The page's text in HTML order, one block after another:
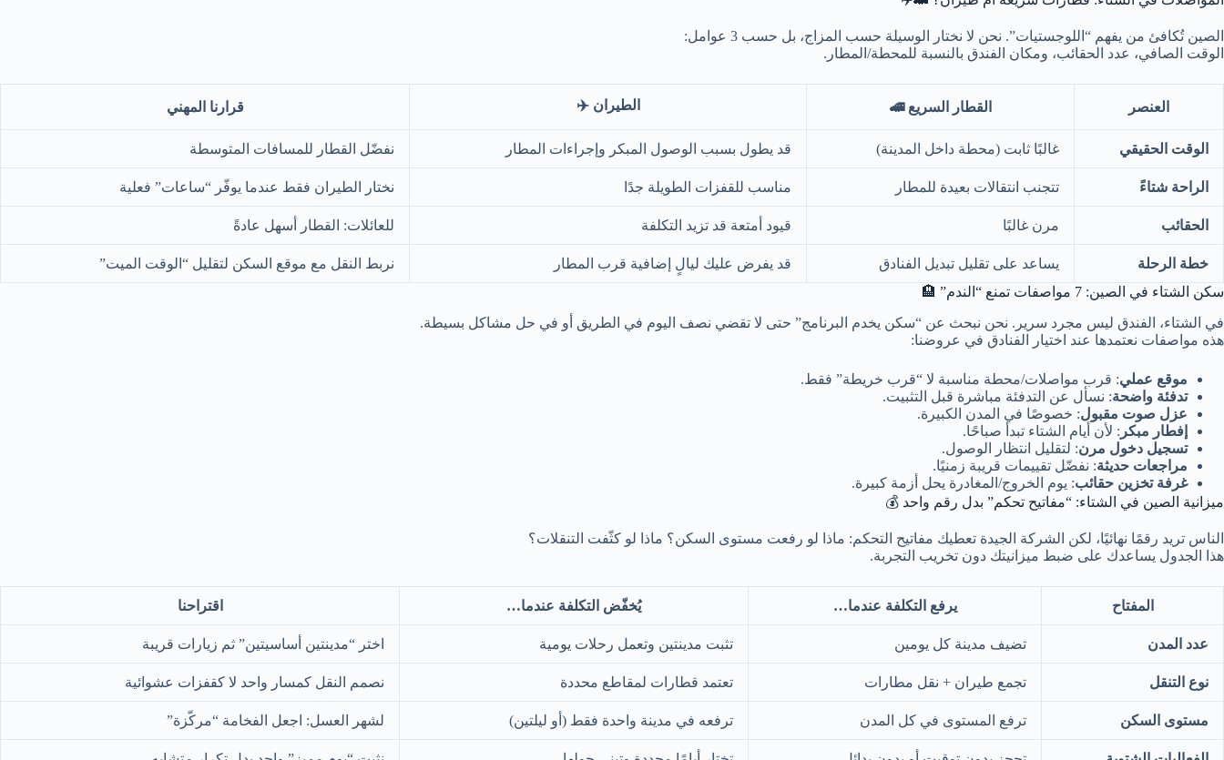
الصين تُكافئ من يفهم “اللوجستيات”. نحن لا نختار الوسيلة حسب المزاج، بل حسب 3 عوامل:
الوقت الصافي، عدد الحقائب، ومكان الفندق بالنسبة للمحطة/المطار .
العنصر القطار السريع 🚄 الطيران ✈️ قرارنا المهني
الوقت الحقيقي غالبًا ثابت (محطة داخل المدينة) قد يطول بسبب الوصول المبكر وإجراءات المطار نفضّل القطار للمسافات المتوسطة
الراحة شتاءً تتجنب انتقالات بعيدة للمطار مناسب للقفزات الطويلة جدًا نختار الطيران فقط عندما يوفّر “ساعات” فعلية
الحقائب مرن غالبًا قيود أمتعة قد تزيد التكلفة للعائلات: القطار أسهل عادةً
خطة الرحلة يساعد على تقليل تبديل الفنادق قد يفرض عليك ليالٍ إضافية قرب المطار
نربط النقل مع موقع السكن لتقليل “الوقت الميت”
سكن الشتاء في الصين: 7 مواصفات تمنع “الندم” 🏨
في الشتاء، الفندق ليس مجرد سرير. نحن نبحث عن “سكن يخدم البرنامج” حتى لا تقضي نصف اليوم في الطريق أو في حل مشاكل بسيطة.
هذه مواصفات نعتمدها عند اختيار الفنادق في عروضنا:
موقع عملي: قرب مواصلات/محطة مناسبة لا “قرب خريطة” فقط.
تدفئة واضحة: نسأل عن التدفئة مباشرة قبل التثبيت.
عزل صوت مقبول: خصوصًا في المدن الكبيرة.
إفطار مبكر : لأن أيام الشتاء تبدأ صباحًا.
تسجيل دخول مرن: لتقليل انتظار الوصول.
مراجعات حديثة: نفضّل تقييمات قريبة زمنيًا.
غرفة تخزين حقائب: يوم الخروج/المغادرة يحل أزمة كبيرة.
ميزانية الصين في الشتاء: “مفاتيح تحكم” بدل رقم واحد 💰
الناس تريد رقمًا نهائيًا، لكن الشركة الجيدة تعطيك مفاتيح التحكم: ماذا لو رفعت مستوى السكن؟ ماذا لو كثّفت التنقلات؟
هذا الجدول يساعدك على ضبط ميزانيتك دون تخريب التجربة.
المفتاح يرفع التكلفة عندما… يُخفّض التكلفة عندما… اقتراحنا
عدد المدن تضيف مدينة كل يومين تثبت مدينتين وتعمل رحلات يومية اختر “مدينتين أساسيتين” ثم زيارات قريبة
نوع التنقل تجمع طيران + نقل مطارات تعتمد قطارات لمقاطع محددة نصمم النقل كمسار واحد لا كقفزات عشوائية
مستوى السكن ترفع المستوى في كل المدن ترفعه في مدينة واحدة فقط (أو ليلتين) لشهر العسل: اجعل الفخامة “مركّزة”